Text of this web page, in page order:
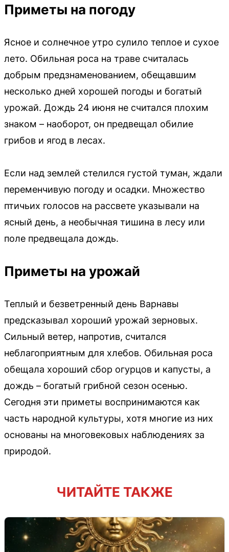
Приметы на погоду
Ясное и солнечное утро сулило теплое и сухое
лето. Обильная роса на траве считалась
добрым предзнаменованием, обещавшим
несколько дней хорошей погоды и богатый
урожай. Дождь 24 июня не считался плохим
знаком – наоборот, он предвещал обилие
грибов и ягод в лесах.
Если над землей стелился густой туман, ждали
переменчивую погоду и осадки. Множество
птичьих голосов на рассвете указывали на
ясный день, а необычная тишина в лесу или
поле предвещала дождь.
Приметы на урожай
Теплый и безветренный день Варнавы
предсказывал хороший урожай зерновых.
Сильный ветер, напротив, считался
неблагоприятным для хлебов. Обильная роса
обещала хороший сбор огурцов и капусты, а
дождь – богатый грибной сезон осенью.
Сегодня эти приметы воспринимаются как
часть народной культуры, хотя многие из них
основаны на многовековых наблюдениях за
природой.
ЧИТАЙТЕ ТАКЖЕ